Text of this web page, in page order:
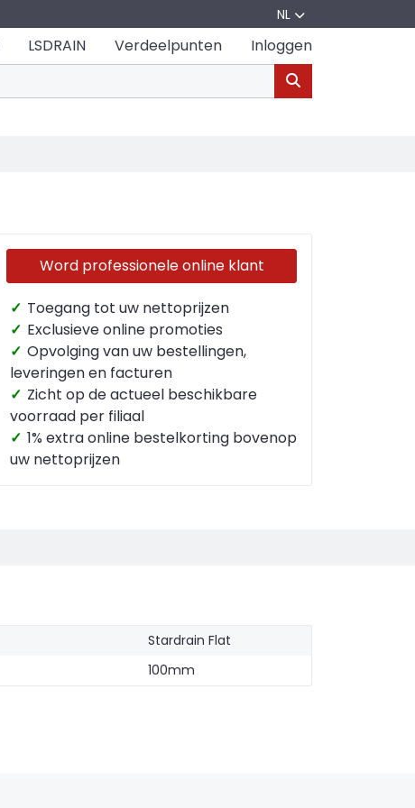
NL
LSDRAIN Verdeelpunten Inloggen
Word professionele online klant
✓ Toegang tot uw nettoprijzen
✓ Exclusieve online promoties
✓ Opvolging van uw bestellingen,
leveringen en facturen
✓ Zicht op de actueel beschikbare
voorraad per filiaal
✓ 1% extra online bestelkorting bovenop
uw nettoprijzen
Stardrain Flat
100mm